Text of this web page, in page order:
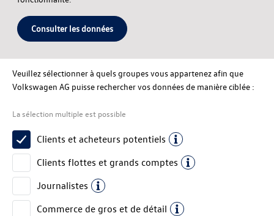
Consulter les données
Veuillez sélectionner à quels groupes vous appartenez afin que
Volkswagen AG puisse rechercher vos données de manière ciblée :
La sélection multiple est possible
Clients et acheteurs potentiels
Clients flottes et grands comptes
Journalistes
Commerce de gros et de détail